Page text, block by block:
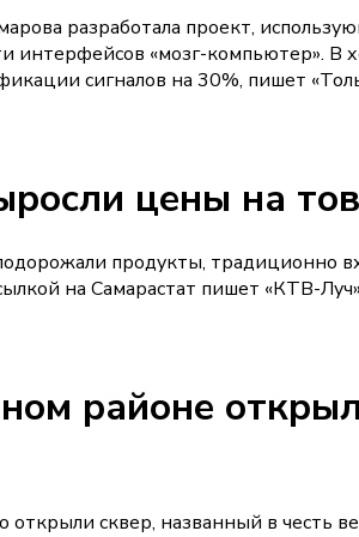
разработала проект,
«мозг-компьютер». В
сигналов на 30%, пишет
цены на
продукты, традиционно
на Самарастат пишет «КТВ-
районе
сквер, названный в честь